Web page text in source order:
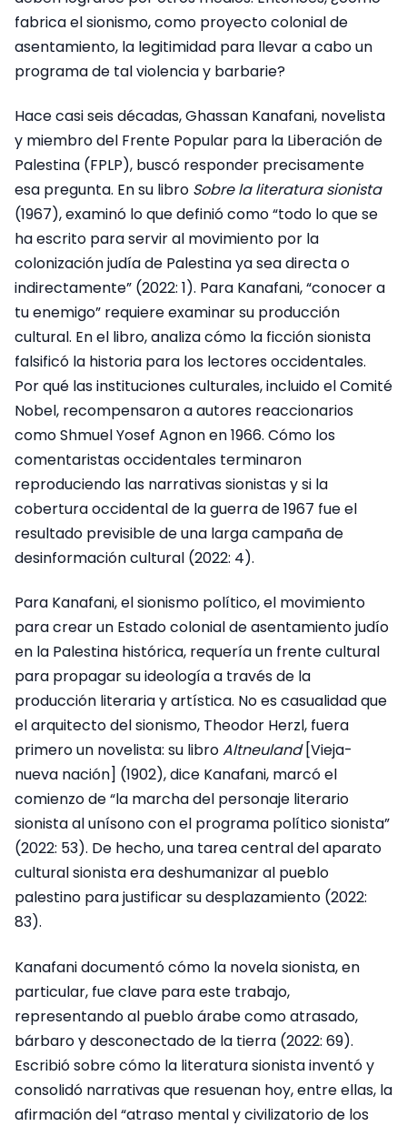
fabrica el sionismo, como proyecto colonial de
asentamiento, la legitimidad para llevar a cabo un
programa de tal violencia y barbarie?
Hace casi seis décadas, Ghassan Kanafani, novelista
y miembro del Frente Popular para la Liberación de
Palestina (FPLP), buscó responder precisamente
esa pregunta. En su libro Sobre la literatura sionista
(1967), examinó lo que definió como “todo lo que se
ha escrito para servir al movimiento por la
colonización judía de Palestina ya sea directa o
indirectamente” (2022: 1). Para Kanafani, “conocer a
tu enemigo” requiere examinar su producción
cultural. En el libro, analiza cómo la ficción sionista
falsificó la historia para los lectores occidentales.
Por qué las instituciones culturales, incluido el Comité
Nobel, recompensaron a autores reaccionarios
como Shmuel Yosef Agnon en 1966. Cómo los
comentaristas occidentales terminaron
reproduciendo las narrativas sionistas y si la
cobertura occidental de la guerra de 1967 fue el
resultado previsible de una larga campaña de
desinformación cultural (2022: 4).
Para Kanafani, el sionismo político, el movimiento
para crear un Estado colonial de asentamiento judío
en la Palestina histórica, requería un frente cultural
para propagar su ideología a través de la
producción literaria y artística. No es casualidad que
el arquitecto del sionismo, Theodor Herzl, fuera
primero un novelista: su libroAltneuland[Vieja-
nueva nación] (1902), dice Kanafani, marcó el
comienzo de “la marcha del personaje literario
sionista al unísono con el programa político sionista”
(2022: 53). De hecho, una tarea central del aparato
cultural sionista era deshumanizar al pueblo
palestino para justificar su desplazamiento (2022:
83).
Kanafani documentó cómo la novela sionista, en
particular, fue clave para este trabajo,
representando al pueblo árabe como atrasado,
bárbaro y desconectado de la tierra (2022: 69).
Escribió sobre cómo la literatura sionista inventó y
consolidó narrativas que resuenan hoy, entre ellas, la
afirmación del “atraso mental y civilizatorio de los